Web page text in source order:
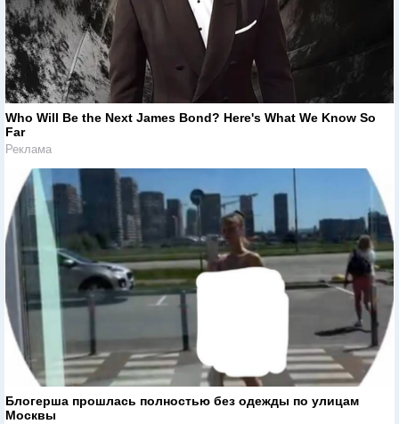
Who Will Be the Next James Bond? Here's What We Know So
Far
Реклама
Блогерша прошлась полностью без одежды по улицам
Москвы